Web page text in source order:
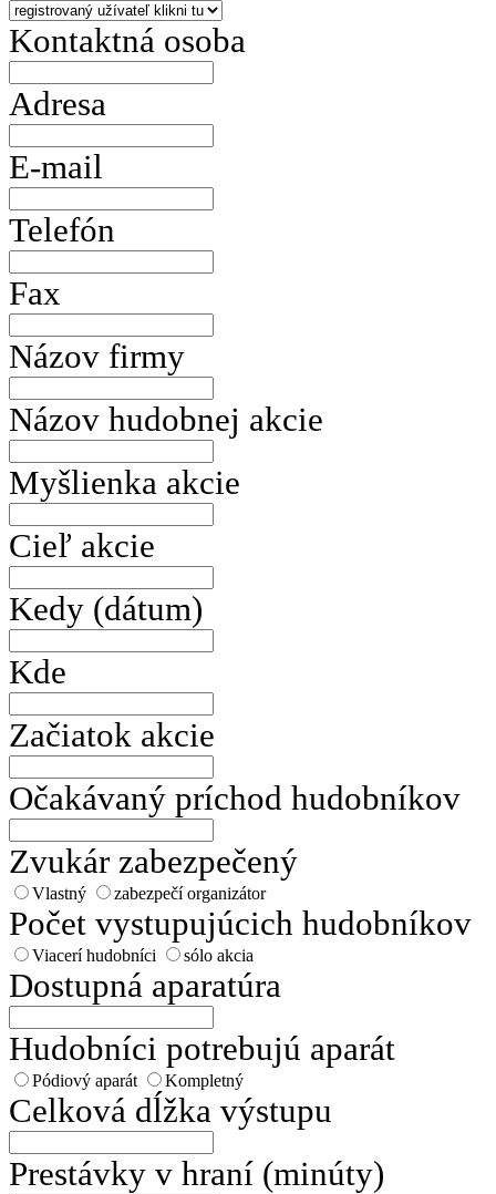
Kontaktná osoba
Adresa
E-mail
Telefón
Fax
Názov firmy
Názov hudobnej akcie
Myšlienka akcie
Cieľ akcie
Kedy (dátum)
Kde
Začiatok akcie
Očakávaný príchod hudobníkov
Zvukár zabezpečený
Vlastný zabezpečí organizátor
Počet vystupujúcich hudobníkov
Viacerí hudobníci sólo akcia
Dostupná aparatúra
Hudobníci potrebujú aparát
Pódiový aparát Kompletný
Celková dĺžka výstupu
Prestávky v hraní (minúty)